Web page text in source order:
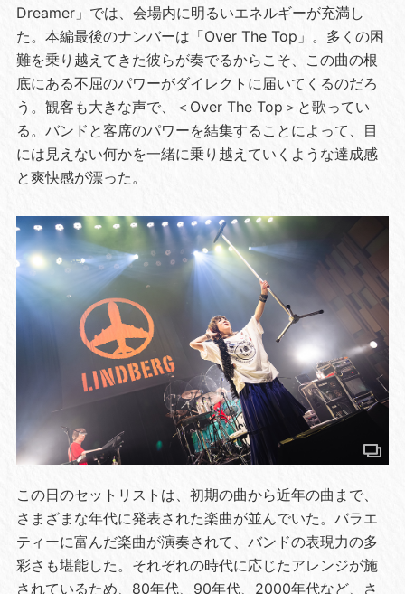
Dreamer」では、会場内に明るいエネルギーが充満し
た。本編最後のナンバーは「Over The Top」。多くの困
難を乗り越えてきた彼らが奏でるからこそ、この曲の根
底にある不屈のパワーがダイレクトに届いてくるのだろ
う。観客も大きな声で、＜Over The Top＞と歌ってい
る。バンドと客席のパワーを結集することによって、目
には見えない何かを一緒に乗り越えていくような達成感
と爽快感が漂った。
この日のセットリストは、初期の曲から近年の曲まで、
さまざまな年代に発表された楽曲が並んでいた。バラエ
ティーに富んだ楽曲が演奏されて、バンドの表現力の多
彩さも堪能した。それぞれの時代に応じたアレンジが施
されているため、80年代、90年代、2000年代など、さ